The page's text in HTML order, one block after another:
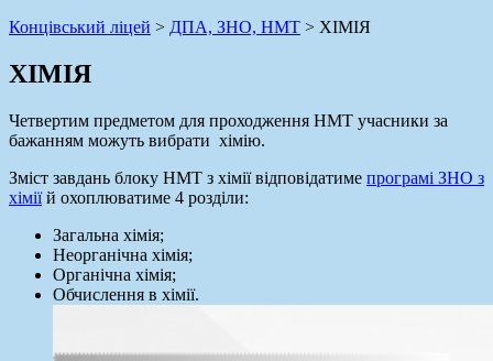
Концівський ліцей > ДПА, ЗНО, НМТ > ХІМІЯ
ХІМІЯ
Четвертим предметом для проходження НМТ учасники за
бажанням можуть вибрати хімію.
Зміст завдань блоку НМТ з хімії відповідатиме програмі ЗНО з
хіміїй охоплюватиме 4 розділи:
Загальна хімія;
Неорганічна хімія;
Органічна хімія;
Обчислення в хімії.